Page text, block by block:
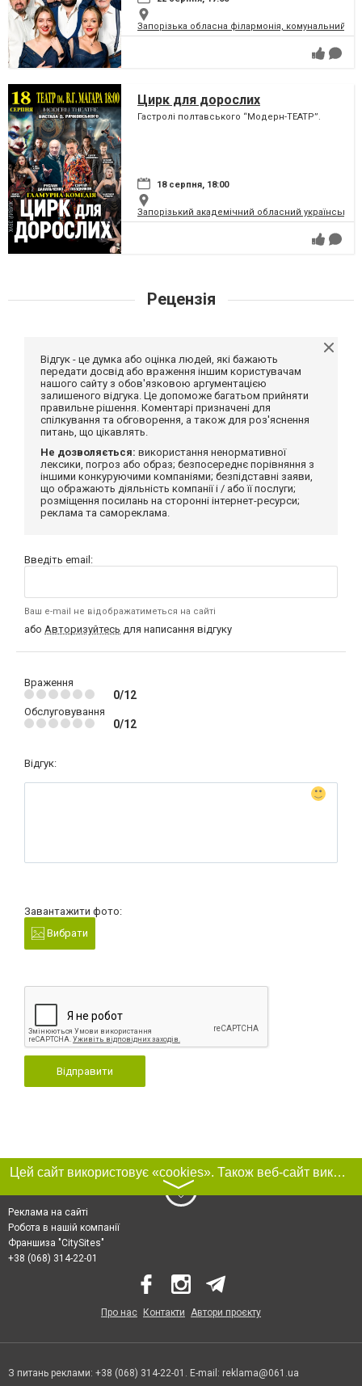
Запорізька обласна філармонія, комунальний
Цирк для дорослих
Гастролі полтавського “Модерн-ТЕАТР”.
18 серпня, 18:00
Запорізький академічний обласний
Рецензія
Відгук - це думка або оцінка людей, які бажають
передати досвід або враження іншим користувачам
нашого сайту з обов'язковою аргументацією
залишеного відгука. Це допоможе багатьом прийняти
правильне рішення. Коментарі призначені для
спілкування та обговорення, а також для роз'яснення
питань, що цікавлять.
Не дозволяється: використання ненормативної
лексики, погроз або образ; безпосереднє порівняння з
іншими конкуруючими компаніями; безпідставні заяви,
що ображають діяльність компанії і / або її послуги;
розміщення посилань на сторонні інтернет-ресурси;
реклама та самореклама.
Введіть email:
Ваш e-mail не відображатиметься на сайті
або Авторизуйтесь для написання відгуку
Враження
0/12
Обслуговування
0/12
Відгук:
Завантажити фото:
Вибрати
Відправити
Цей сайт використовує «cookies». Також веб-сайт використовує інтернет-сервіс для збору технічних даних стосовно відвідувачів з метою отримання маркетингової та статистичної інформації. Умови обробки даних відвідувачів сайту див.
〉
Реклама на сайті
Робота в нашій компанії
Франшиза "CitySites"
+38 (068) 314-22-01
Про нас Контакти Автори проєкту
З питань реклами: +38 (068) 314-22-01. E-mail: reklama@061.ua